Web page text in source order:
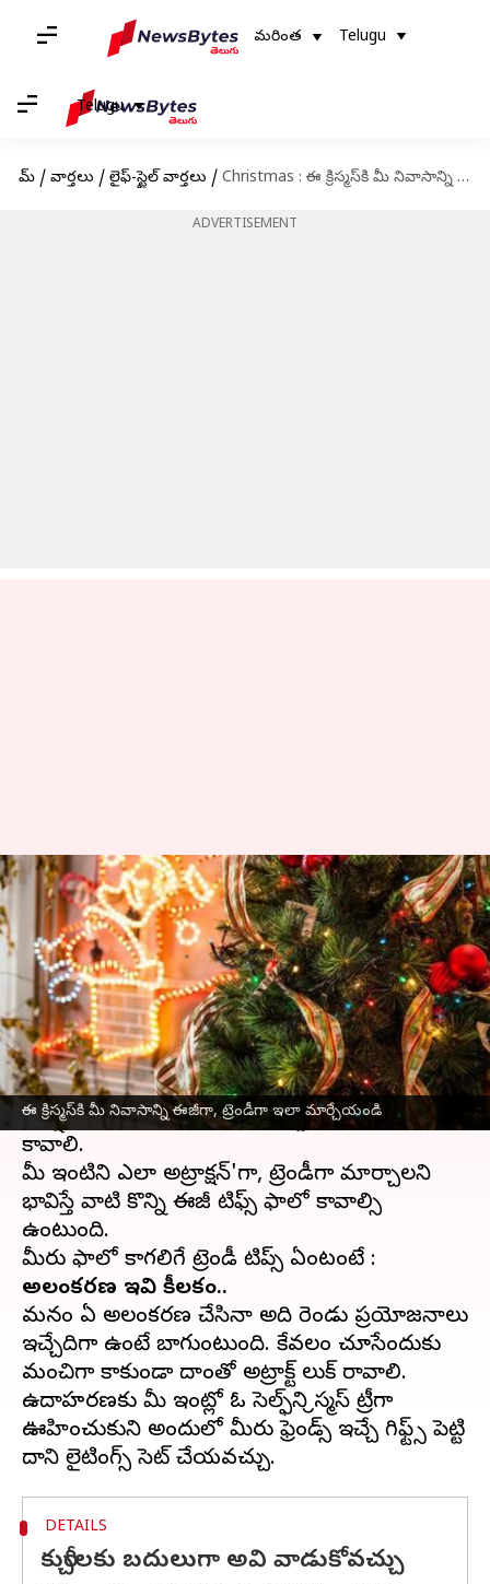
మరింత Telugu
Telugu
హోమ్ / వార్తలు / లైఫ్-స్టైల్ వార్తలు / Christmas : ఈ క్రిస్మస్​కి మీ నివాసాన్ని ఈజీగా, ట్రెండీగా ఇలా మార్చేయండి
ADVERTISEMENT
ఈ క్రిస్మస్​కి మీ నివాసాన్ని ఈజీగా, ట్రెండీగా ఇలా మార్చేయండి
Christmas : ఈ క్రిస్మస్​కి మీ నివాసాన్ని
ఈజీగా, ట్రెండీగా ఇలా మార్చేయండి
వ్రాసిన వారు TEJAVYAS BESTHA Dec 18, 2023 06:10 pm
ఈ వార్తాకథనం ఏంటి
క్రిస్ మస్పండుగను పురస్కరించుకుని ఇంటిని డెకరేట్
చేయడం సాధారణమే. ట్రెండీగా, మరింత
ఆకర్షణీయంగా, అందంగా తీర్చిదిద్దేందుకు కళా పోషణ
కావాలి.
మీ ఇంటిని ఎలా అట్రాక్షన్'గా, ట్రెండీగా మార్చాలని
భావిస్తే వాటికి కొన్ని ఈజీ టిఫ్స్ ఫాలో కావాల్సి
ఉంటుంది.
అలంకరణలో ఇవి కీలకం..
మనం ఏ అలంకరణ చేసినా అది రెండు ప్రయోజనాలు
ఇచ్చేదిగా ఉంటే బాగుంటుంది. కేవలం చూసేందుకు
మంచిగా కాకుండా దాంతో అట్రాక్ట్ లుక్ రావాలి.
ఉదాహరణకు మీ ఇంట్లో ఓ సెల్ఫ్​ని క్రిస్మస్​ ట్రీగా
ఊహించుకుని అందులో మీరు ఫ్రెండ్స్​కి ఇచ్చే గిఫ్ట్స్ పెట్టి
DETAILS
కుర్చీలకు బదులుగా అవి వాడుకోవచ్చు